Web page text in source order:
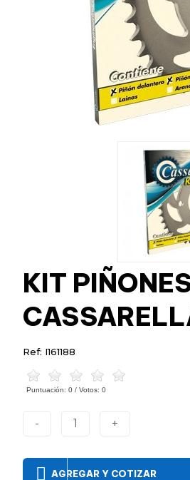
KIT
Ref: I161188
Puntuación: 0 / Votos: 0
- 1 +
AGREGAR Y COTIZAR